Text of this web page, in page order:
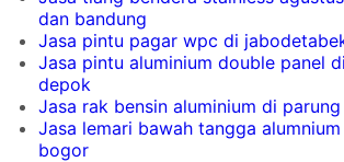
dan bandung
Jasa pintu pagar wpc di
Jasa pintu aluminium double panel
depok
Jasa rak bensin aluminium di
Jasa lemari bawah tangga
bogor